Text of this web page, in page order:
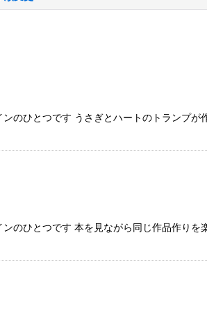
つです うさぎとハートのトランプが作
つです 本を見ながら同じ作品作りを楽